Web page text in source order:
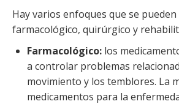
Hay varios enfoques que se
farmacológico, quirúrgico y
Farmacológico: los
a controlar problemas
movimiento y los temblores. La
medicamentos para la